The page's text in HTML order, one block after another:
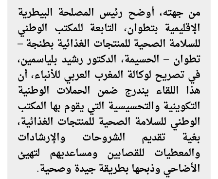
من جهته، أوضح رئيس المصلحة البيطرية
الإقليمية بتطوان، التابعة للمكتب الوطني
للسلامة الصحية للمنتجات الغذائية بطنجة –
تطوان – الحسيمة، الدكتور رشيد بلياسمين،
في تصريح لوكالة المغرب العربي للأنباء، أن
هذا اللقاء يندرج ضمن الحملات الوطنية
التكوينية والتحسيسية التي يقوم بها المكتب
الوطني للسلامة الصحية للمنتجات الغذائية،
بغية تقديم الشروحات والإرشادات
والمعطيات للقصابين ومساعديهم لتهيئ
الأضاحي وذبحها بطريقة جيدة وصحية.